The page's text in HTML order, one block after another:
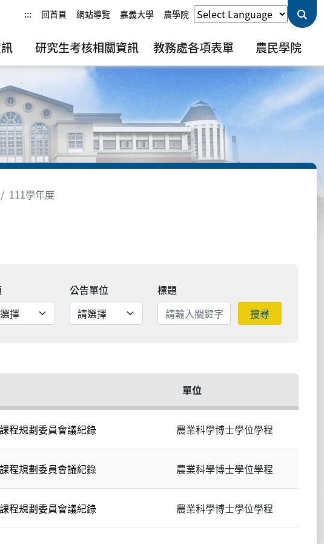
::: 回首頁 網站導覽 嘉義大學 農學院
研究生考核相關資訊 教務處各項表單 農民學院
111學年度
束
公告單位
標題
搜尋
單位
程規劃委員會議紀錄 農業科學博士學位學程
程規劃委員會議紀錄 農業科學博士學位學程
程規劃委員會議紀錄 農業科學博士學位學程